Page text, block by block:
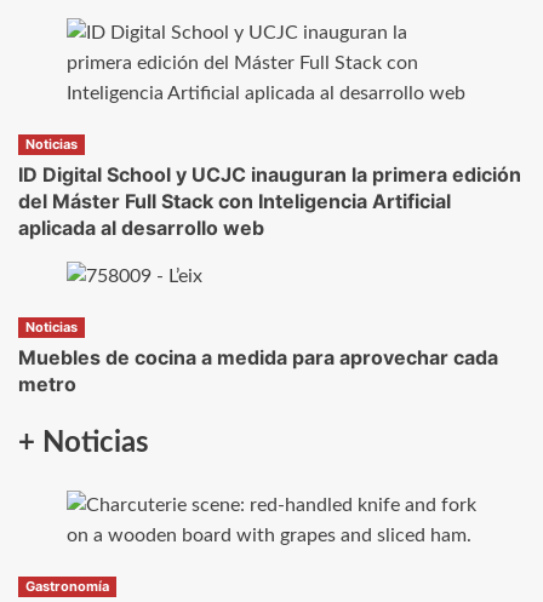
Noticias
ID Digital School y UCJC inauguran la primera edición
del Máster Full Stack con Inteligencia Artificial
aplicada al desarrollo web
Noticias
Muebles de cocina a medida para aprovechar cada
metro
+ Noticias
Gastronomía